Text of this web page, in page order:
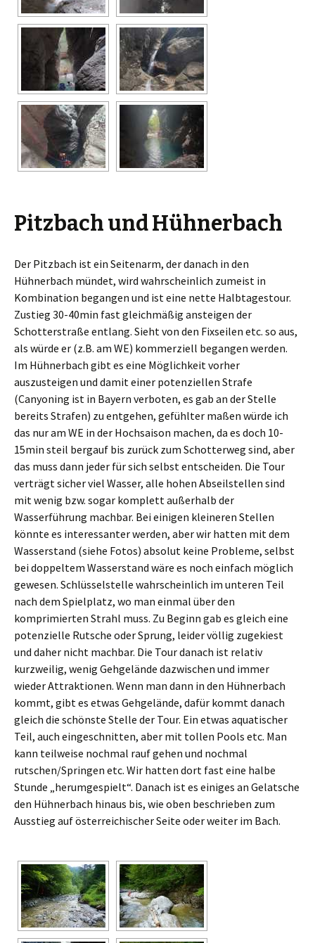
Pitzbach und Hühnerbach
Der Pitzbach ist ein Seitenarm, der danach in den
Hühnerbach mündet, wird wahrscheinlich zumeist in
Kombination begangen und ist eine nette Halbtagestour.
Zustieg 30-40min fast gleichmäßig ansteigen der
Schotterstraße entlang. Sieht von den Fixseilen etc. so aus,
als würde er (z.B. am WE) kommerziell begangen werden.
Im Hühnerbach gibt es eine Möglichkeit vorher
auszusteigen und damit einer potenziellen Strafe
(Canyoning ist in Bayern verboten, es gab an der Stelle
bereits Strafen) zu entgehen, gefühlter maßen würde ich
das nur am WE in der Hochsaison machen, da es doch 10-
15min steil bergauf bis zurück zum Schotterweg sind, aber
das muss dann jeder für sich selbst entscheiden. Die Tour
verträgt sicher viel Wasser, alle hohen Abseilstellen sind
mit wenig bzw. sogar komplett außerhalb der
Wasserführung machbar. Bei einigen kleineren Stellen
könnte es interessanter werden, aber wir hatten mit dem
Wasserstand (siehe Fotos) absolut keine Probleme, selbst
bei doppeltem Wasserstand wäre es noch einfach möglich
gewesen. Schlüsselstelle wahrscheinlich im unteren Teil
nach dem Spielplatz, wo man einmal über den
komprimierten Strahl muss. Zu Beginn gab es gleich eine
potenzielle Rutsche oder Sprung, leider völlig zugekiest
und daher nicht machbar. Die Tour danach ist relativ
kurzweilig, wenig Gehgelände dazwischen und immer
wieder Attraktionen. Wenn man dann in den Hühnerbach
kommt, gibt es etwas Gehgelände, dafür kommt danach
gleich die schönste Stelle der Tour. Ein etwas aquatischer
Teil, auch eingeschnitten, aber mit tollen Pools etc. Man
kann teilweise nochmal rauf gehen und nochmal
rutschen/Springen etc. Wir hatten dort fast eine halbe
Stunde „herumgespielt“. Danach ist es einiges an Gelatsche
den Hühnerbach hinaus bis, wie oben beschrieben zum
Ausstieg auf österreichischer Seite oder weiter im Bach.